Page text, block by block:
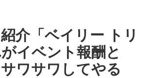
ぜんしんっ！』登場！「陸奥」ｷﾀ
介「ベイリー トリ
イベント報酬と
ワサワしてやる